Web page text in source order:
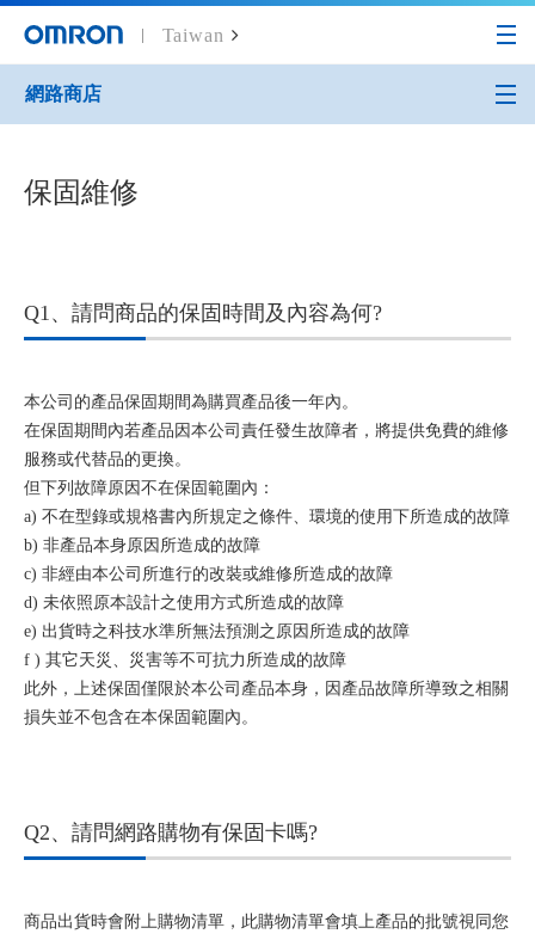
Taiwan
Home
網路商店
保固維修
Q1、請問商品的保固時間及內容為何?
本公司的產品保固期間為購買產品後一年內。
在保固期間內若產品因本公司責任發生故障者，將提供免費的維修
服務或代替品的更換。
但下列故障原因不在保固範圍內：
a) 不在型錄或規格書內所規定之條件、環境的使用下所造成的故障
b) 非產品本身原因所造成的故障
c) 非經由本公司所進行的改裝或維修所造成的故障
d) 未依照原本設計之使用方式所造成的故障
e) 出貨時之科技水準所無法預測之原因所造成的故障
f ) 其它天災、災害等不可抗力所造成的故障
此外，上述保固僅限於本公司產品本身，因產品故障所導致之相關
損失並不包含在本保固範圍內。
Q2、請問網路購物有保固卡嗎?
商品出貨時會附上購物清單，此購物清單會填上產品的批號視同您